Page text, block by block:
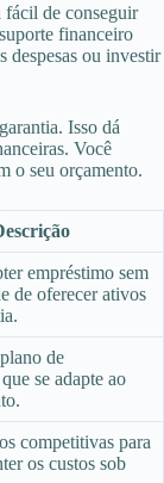
fácil de conseguir
financeiro
despesas ou investir
Isso dá
Você
o seu orçamento.
empréstimo sem
de oferecer ativos
de
se adapte ao
competitivas para
os custos sob